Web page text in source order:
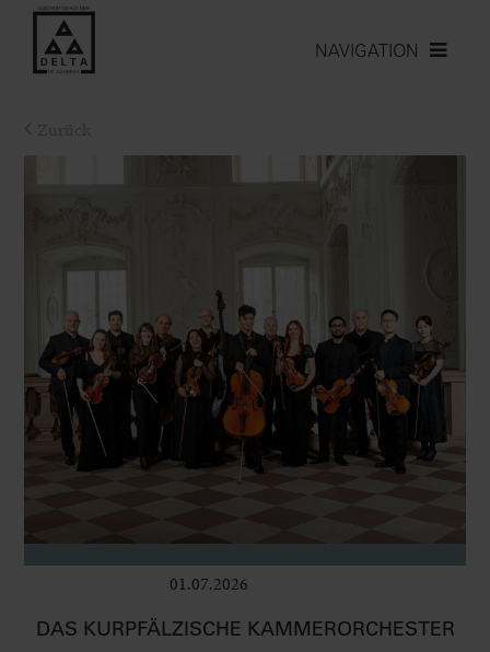
NAVIGATION
01.07.2026
DAS KURPFÄLZISCHE KAMMERORCHESTER